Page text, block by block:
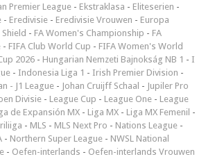
Premier League - Ekstraklasa - Eliteserien -
- Eredivisie - Eredivisie Vrouwen - Europa
- FA Women's Championship - FA
- FIFA Club World Cup - FIFA Women's World
2026 - Hungarian Nemzeti Bajnokság NB 1 - I
- Indonesia Liga 1 - Irish Premier Division -
- J1 League - Johan Cruijff Schaal - Jupiler Pro
Divisie - League Cup - League One - League
de Expansión MX - Liga MX - Liga MX Femenil -
- MLS - MLS Next Pro - Nations League -
- Northern Super League - NWSL National
- Oefen-interlands - Oefen-interlands Vrouwen